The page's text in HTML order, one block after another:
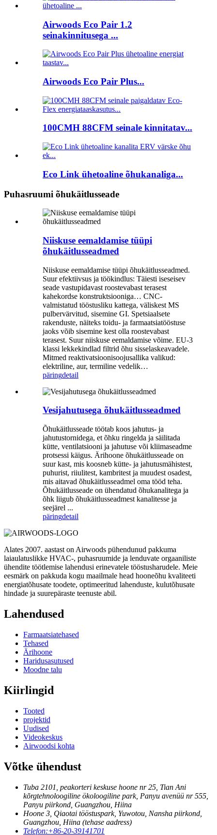
Airwoods Eco Pair 1.2
seinakinnitusega ...
Airwoods Eco Pair Plus...
100CMH 88CFM seinale kinnitatav...
Eco Link ühetoaline õhukanaliga...
Puhasruumi õhukäitlusseade
Niiskuse eemaldamise tüüpi
õhukäitlusseadmed
Niiskuse eemaldamise tüüpi õhukäitlusseadmed.
Suur efektiivsus ja töökindlus: Täiesti iseseisev
seade vastupidavast roostevabast terasest
kahekordse konstruktsiooniga… CNC-
valmistatud tööstusliku kattega, väliskest MS
pulbervärvitud, sisemine GI. Spetsiaalsete
rakenduste, näiteks toidu- ja farmaatsiatööstuse
jaoks võib sisemine kest olla roostevabast
terasest. Suur niiskuse eemaldamise võime. EU-3
klassi lekkekindlad filtrid õhu sisselaskeavadele.
Mitmed reaktivatsioonisoojusallika valikud:
elektriline, aur, termiline vedelik…
päringdetail
Vesijahutusega õhukäitlusseadmed
Õhukäitlusseade töötab koos jahutus- ja
jahutustornidega, et õhku ringelda ja säilitada
kütte, ventilatsiooni ja jahutuse või kliimaseadme
protsessi käigus. Ärihoone õhukäitlusseade on
suur kast, mis koosneb kütte- ja jahutusmähistest,
puhurist, riiulitest, kambritest ja muudest osadest,
mis aitavad õhukäitlusseadmel oma tööd teha.
Õhukäitlusseade on ühendatud õhukanalitega ja
õhk liigub õhukäitlusseadmest kanalitesse ja
seejärel ...
päringdetail
Alates 2007. aastast on Airwoods pühendunud pakkuma
laiaulatuslikke HVAC-, puhasruumide ja lenduvate orgaaniliste
ühendite töötlemise lahendusi erinevatele tööstusharudele. Meie
eesmärk on pakkuda kogu maailmale head hooneõhu kvaliteeti
energiatõhusate toodete, optimeeritud lahenduste, kulutõhusate
hindade ja suurepäraste teenuste abil.
Lahendused
Farmaatsiatehased
Tehased
Ärihoone
Haridusasutused
Moodne talu
Kiirlingid
Tooted
projektid
Uudised
Videokeskus
Airwoodsi kohta
Võtke ühendust
Tuba 2101, peakorteri keskuse hoone nr 25, Tian Ani
kõrgtehnoloogiline ökoloogiline park, Panyu avenüü nr 555,
Panyu piirkond, Guangzhou, Hiina
Hoone 3, Qiaotai tööstuspark, Yuwotou, Nansha piirkond,
Guangzhou, Hiina (tehase aadress)
Telefon:+86-20-39141701